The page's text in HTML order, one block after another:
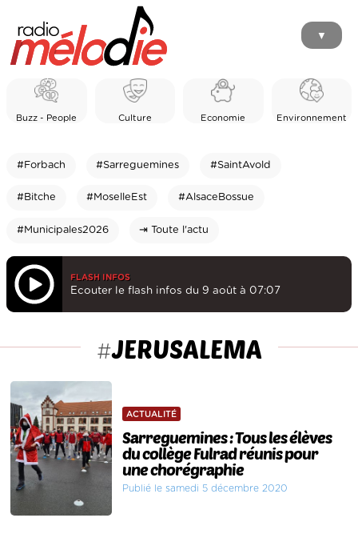
▼
Buzz - People Culture Economie Environnement
#Forbach #Sarreguemines #SaintAvold
#Bitche #MoselleEst #AlsaceBossue
#Municipales2026 ⇥ Toute l'actu
FLASH INFOS
Ecouter le flash infos du 9 août à 07:07
#JERUSALEMA
ACTUALITÉ
Sarreguemines : Tous les élèves
du collège Fulrad réunis pour
une chorégraphie
Publié le samedi 5 décembre 2020